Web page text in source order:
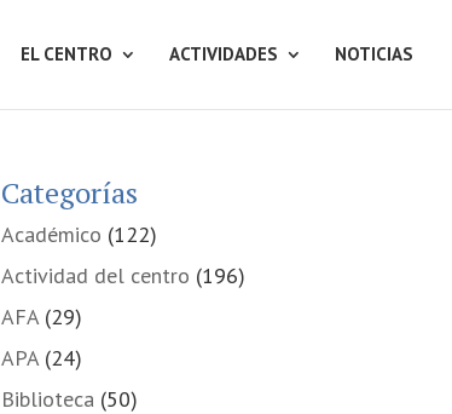
EL CENTRO ACTIVIDADES NOTICIAS
Categorías
Académico (122)
Actividad del centro (196)
AFA(29)
APA(24)
Biblioteca (50)